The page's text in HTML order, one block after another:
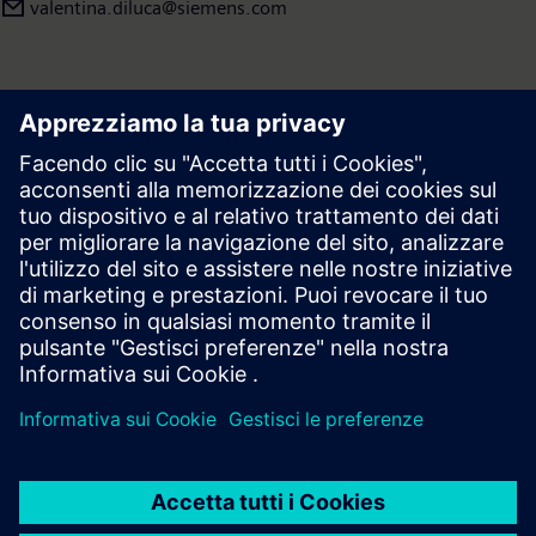
quartier generale a Milano è focalizzata su industria,
gestione intelligente degli edifici oltre a un Digital Enterprise
Experience Center (DEX), distribuiti tra Milano, Genova e
Piacenza. La società è certificata anche quest’anno Top Employer
Italia 2021. Per ulteriori informazioni visita il sito
www.siemens.it
valentina.diluca@siemens.com
Area stampa | Azienda | Siemens
© Siemens 1996 – 2026
Informazioni Corporate
Privacy
Cookie Notice
Digital ID